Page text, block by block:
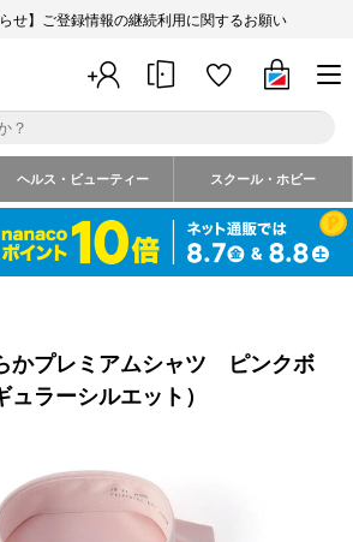
らせ】ご登録情報の継続利用に関するお願い
ヘルス・ビューティー スクール・ホビー
プレミアムシャツ ピンクボ
ラーシルエット）